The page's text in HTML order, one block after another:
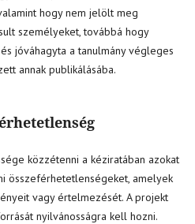
hogy nem jelölt meg
személyeket, továbbá hogy
jóváhagyta a tanulmány végleges
annak publikálásába.
közzétenni a kéziratában azokat
összeférhetetlenségeket, amelyek
vagy értelmezését. A projekt
nyilvánosságra kell hozni.